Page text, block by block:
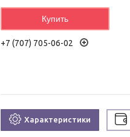
Купить
+7 (707) 705-06-02
Характеристики